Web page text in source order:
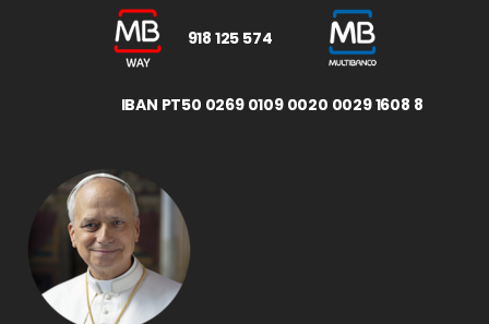
918 125 574
IBAN PT50 0269 0109 0020 0029 1608 8